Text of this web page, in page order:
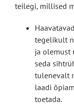
teilegi, millised
tegelikult
ja olemust
seda
tulenevalt
laadi
toetada.